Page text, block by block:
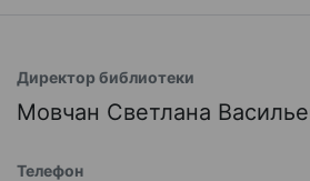
Директор библиотеки
Мовчан Светлана
Телефон